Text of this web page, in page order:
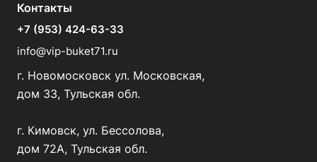
Контакты
+7 (953) 424-63-33
info@vip-buket71.ru
г. Новомосковск ул. Московская,
дом 33, Тульская обл.
г. Кимовск, ул. Бессолова,
дом 72А, Тульская обл.